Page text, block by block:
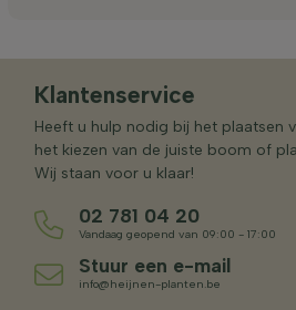
Klantenservice
Heeft u hulp nodig bij het plaatsen
het kiezen van de juiste boom of
Wij staan voor u klaar!
02 781 04 20
Vandaag geopend van 09:00 - 17:00
Stuur een e-mail
info@heijnen-planten.be